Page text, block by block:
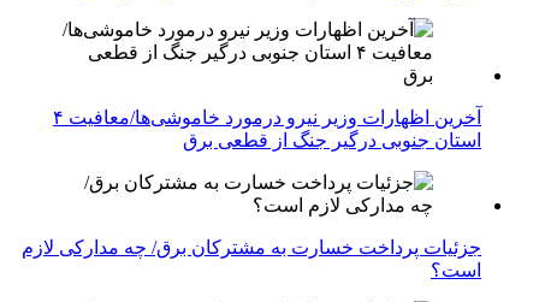
آخرین اظهارات وزیر نیرو درمورد خاموشی‌ها/معافیت ۴
استان جنوبی درگیر جنگ از قطعی برق
جزئیات پرداخت خسارت به مشترکان برق/ چه مدارکی لازم
است؟